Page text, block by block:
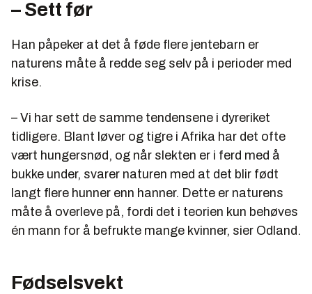
– Sett før
Han påpeker at det å føde flere jentebarn er
naturens måte å redde seg selv på i perioder med
krise.
– Vi har sett de samme tendensene i dyreriket
tidligere. Blant løver og tigre i Afrika har det ofte
vært hungersnød, og når slekten er i ferd med å
bukke under, svarer naturen med at det blir født
langt flere hunner enn hanner. Dette er naturens
måte å overleve på, fordi det i teorien kun behøves
én mann for å befrukte mange kvinner, sier Odland.
Fødselsvekt